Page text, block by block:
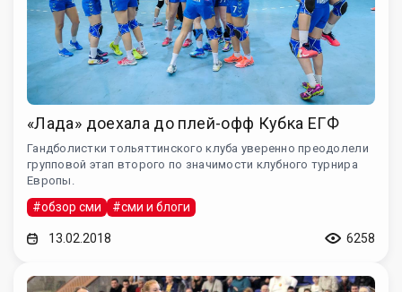
«Лада» доехала до плей-офф Кубка ЕГФ
Гандболистки тольяттинского клуба уверенно преодолели
групповой этап второго по значимости клубного турнира
Европы.
#обзор сми #сми и блоги
13.02.2018 6258